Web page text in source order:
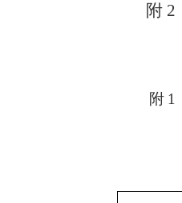
附 2
附 1